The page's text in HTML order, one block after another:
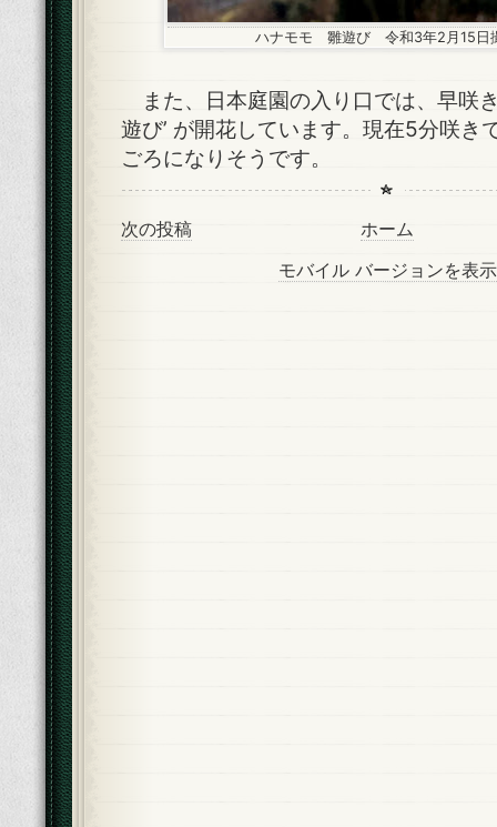
ハナモモ 雛遊び 令和3年2月15日
また、日本庭園の入り口では、早咲
遊び’ が開花しています。現在5分咲き
ごろになりそうです。
次の投稿
ホーム
モバイル バージョンを表示